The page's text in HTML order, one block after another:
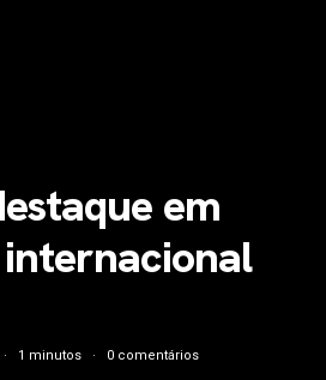
em
1 minutos 0 comentários